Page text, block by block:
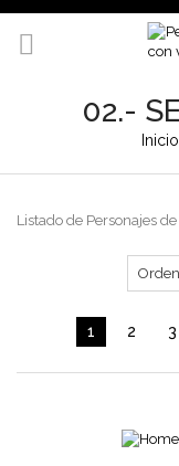
02.-
Inicio
Listado de Personajes
1 2 3